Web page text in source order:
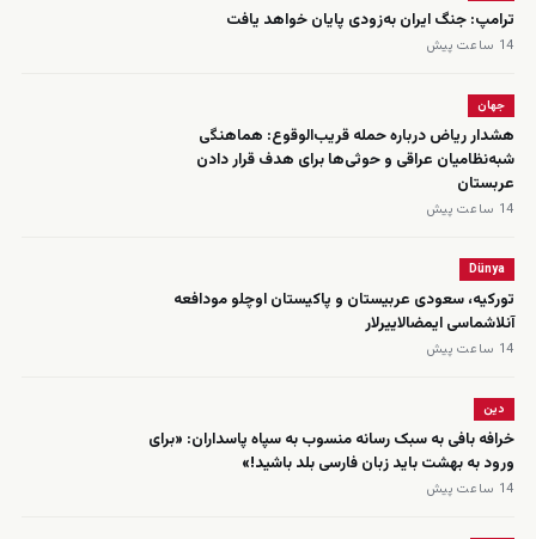
ترامپ: جنگ ایران به‌زودی پایان خواهد یافت
14 ساعت پیش
جهان
هشدار ریاض درباره حمله قریب‌الوقوع: هماهنگی
شبه‌نظامیان عراقی و حوثی‌ها برای هدف قرار دادن
عربستان
14 ساعت پیش
Dünya
تورکیه، سعودی عربیستان و پاکیستان اوچلو مودافعه
‌آنلاشماسی ایمضالاییرلار
14 ساعت پیش
دین
خرافه بافی به سبک رسانه منسوب به سپاه پاسداران: «برای
ورود به بهشت باید زبان فارسی بلد باشید!»
14 ساعت پیش